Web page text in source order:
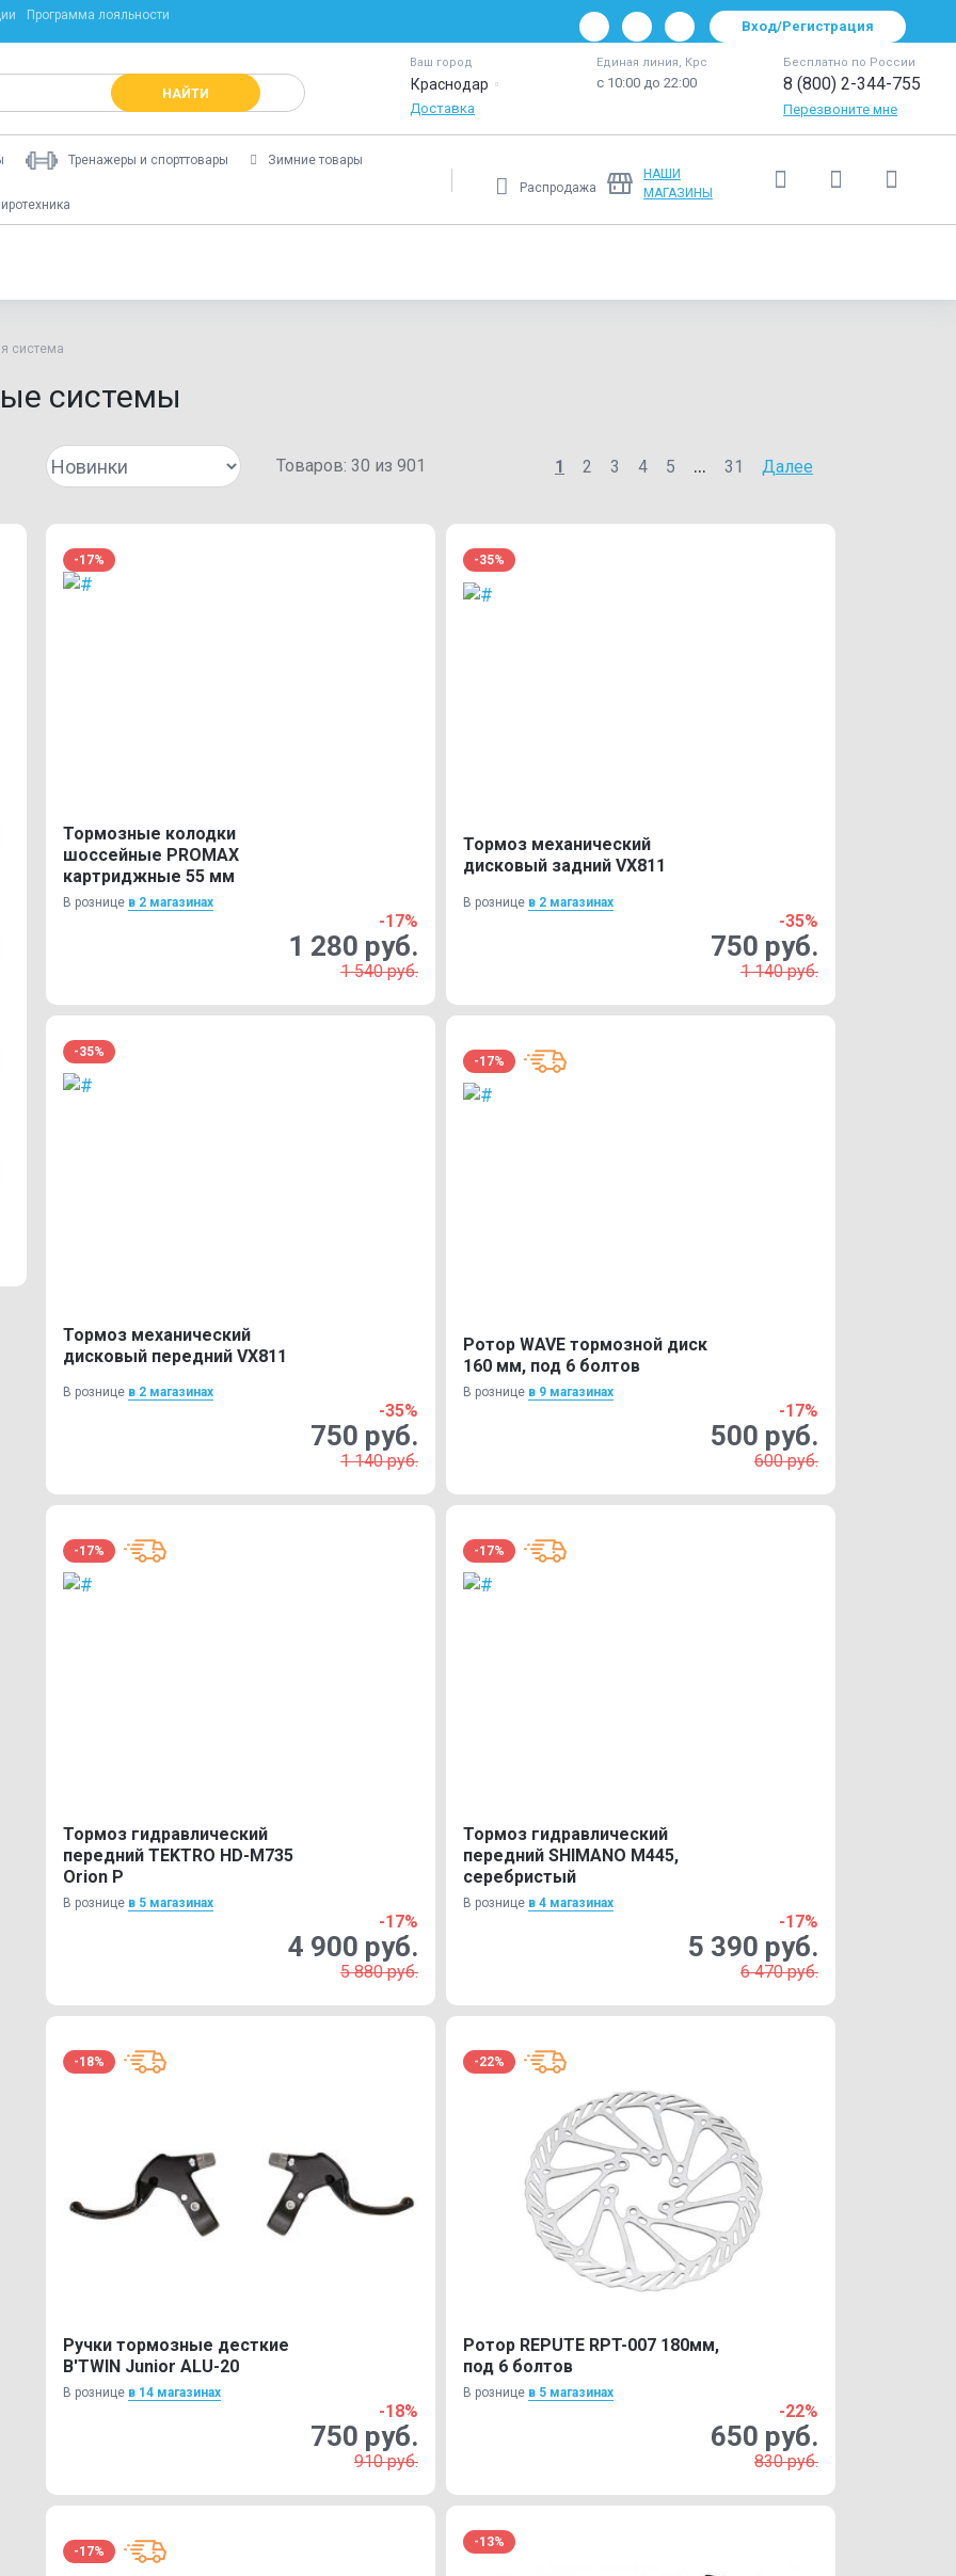
Программа лояльности
Вход/Регистрация
НАЙТИ
Ваш город
Краснодар
Доставка
Единая линия, Крс
с 10:00 до 22:00
Бесплатно по России
8 (800) 2-344-755
Перезвоните мне
Тренажеры и спорттовары Зимние товары
Распродажа
НАШИ
МАГАЗИНЫ
система
системы
Товаров: 30 из 901 1 2 3 4 5 ... 31 Далее
-17%
Тормозные колодки
шоссейные PROMAX
картриджные 55 мм
В рознице в 2 магазинах
-17%
1 280 руб.
1 540 руб.
-35%
Тормоз механический
дисковый задний VX811
В рознице в 2 магазинах
-35%
750 руб.
1 140 руб.
-35%
Тормоз механический
дисковый передний VX811
В рознице в 2 магазинах
-35%
750 руб.
1 140 руб.
-17%
Ротор WAVE тормозной диск
160 мм, под 6 болтов
В рознице в 9 магазинах
-17%
500 руб.
600 руб.
-17%
Тормоз гидравлический
передний TEKTRO HD-M735
Orion P
В рознице в 5 магазинах
-17%
4 900 руб.
5 880 руб.
-17%
Тормоз гидравлический
передний SHIMANO M445,
серебристый
В рознице в 4 магазинах
-17%
5 390 руб.
6 470 руб.
-18%
Ручки тормозные десткие
B'TWIN Junior ALU-20
В рознице в 14 магазинах
-18%
750 руб.
910 руб.
-22%
Ротор REPUTE RPT-007 180мм,
под 6 болтов
В рознице в 5 магазинах
-22%
650 руб.
830 руб.
-17%
-13%